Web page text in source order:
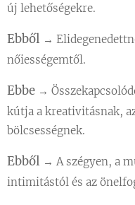
új lehetőségekre.
Ebből →
nőiességemtől.
Ebbe →
kútja a kreativitásnak,
bölcsességnek.
Ebből → A szégyen, a
intimitástól és az